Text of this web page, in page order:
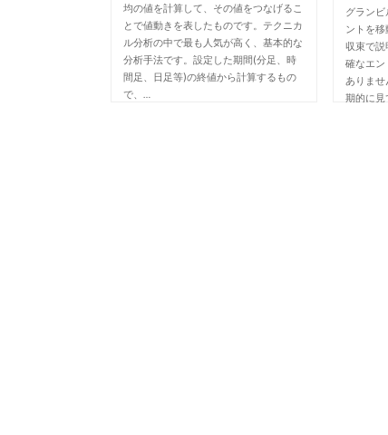
均の値を計算して、その値をつなげるこ
とで値動きを表したものです。テクニカ
ル分析の中で最も人気が高く、基本的な
分析手法です。設定した期間(分足、時
間足、日足等)の終値から計算するもの
で、…
グラン
ントを移
収束で説
確なエン
ありま
期的に見